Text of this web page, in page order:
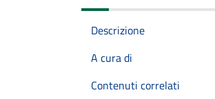
Descrizione
A cura di
Contenuti correlati